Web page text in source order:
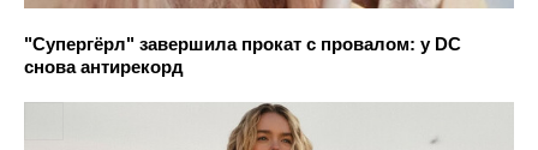
"Супергёрл" завершила прокат с провалом: у DC
снова антирекорд